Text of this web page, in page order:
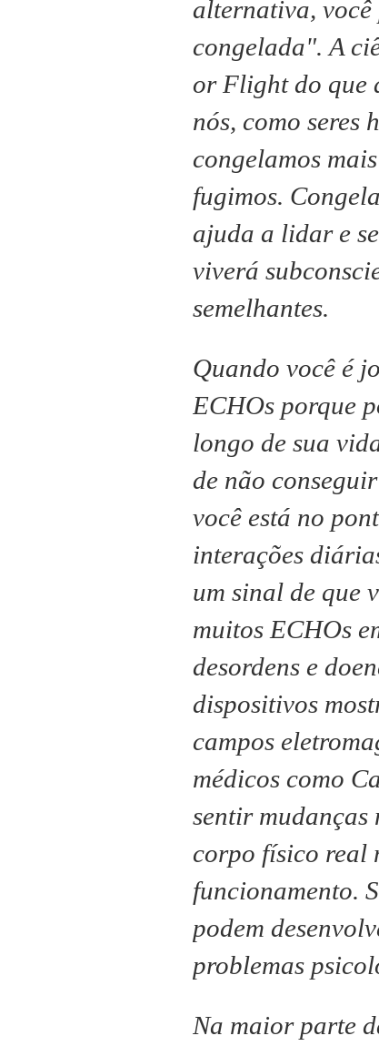
alternativa, você
congelada". A
or Flight do que
nós, como seres
congelamos
fugimos.
ajuda a lidar e
viverá
semelhantes.
Quando você é
ECHOs porque
longo de sua
de não
você está no
interações
um sinal de que
muitos ECHOs
desordens e
dispositivos
campos
médicos como
sentir mudanças
corpo físico real
funcionamento.
podem
problemas
Na maior parte